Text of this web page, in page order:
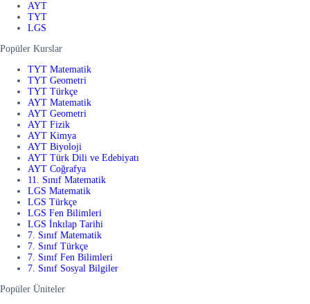
AYT
TYT
LGS
Popüler Kurslar
TYT Matematik
TYT Geometri
TYT Türkçe
AYT Matematik
AYT Geometri
AYT Fizik
AYT Kimya
AYT Biyoloji
AYT Türk Dili ve Edebiyatı
AYT Coğrafya
11. Sınıf Matematik
LGS Matematik
LGS Türkçe
LGS Fen Bilimleri
LGS İnkılap Tarihi
7. Sınıf Matematik
7. Sınıf Türkçe
7. Sınıf Fen Bilimleri
7. Sınıf Sosyal Bilgiler
Popüler Üniteler